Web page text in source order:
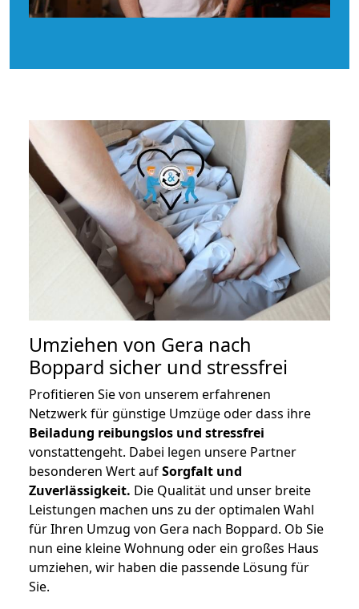
Umziehen von Gera nach
Boppard sicher und stressfrei
Profitieren Sie von unserem erfahrenen
Netzwerk für günstige Umzüge oder dass ihre
Beiladung reibungslos und stressfrei
vonstattengeht. Dabei legen unsere Partner
besonderen Wert aufSorgfalt und
Zuverlässigkeit. Die Qualität und unser breite
Leistungen machen uns zu der optimalen Wahl
für Ihren Umzug von Gera nach Boppard. Ob Sie
nun eine kleine Wohnung oder ein großes Haus
umziehen, wir haben die passende Lösung für
Sie.